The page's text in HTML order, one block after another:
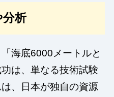
分析
海底6000メートルと
は、単なる技術試験
、日本が独自の資源